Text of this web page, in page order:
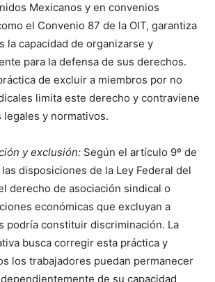
Mexicanos y en convenios
el Convenio 87 de la OIT, garantiza
la capacidad de organizarse y
para la defensa de sus derechos.
de excluir a miembros por no
limita este derecho y contraviene
y normativos.
y exclusión: Según el artículo 9º de
disposiciones de la Ley Federal del
derecho de asociación sindical o
económicas que excluyan a
podría constituir discriminación. La
busca corregir esta práctica y
los trabajadores puedan permanecer
de su capacidad